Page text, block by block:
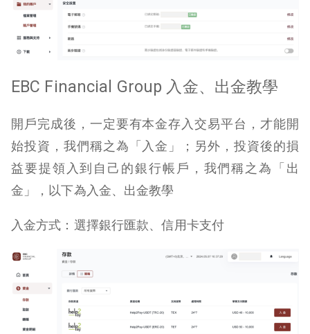
EBC Financial Group 入金、出金教學
開戶完成後，一定要有本金存入交易平台，才能開
始投資，我們稱之為「入金」；另外，投資後的損
益要提領入到自己的銀行帳戶，我們稱之為「出
金」，以下為入金、出金教學
入金方式：選擇銀行匯款、信用卡支付